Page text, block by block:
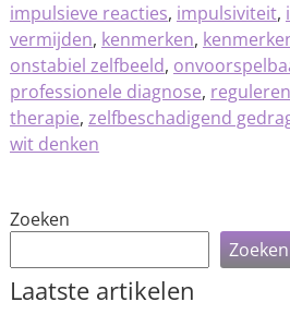
impulsieve reacties, impulsiviteit,
vermijden, kenmerken,
onstabiel zelfbeeld,
professionele diagnose,
therapie, zelfbeschadigend
wit denken
Zoeken
Zoeken
Laatste artikelen